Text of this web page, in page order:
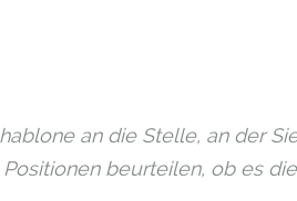
an die Stelle, an der
beurteilen, ob es